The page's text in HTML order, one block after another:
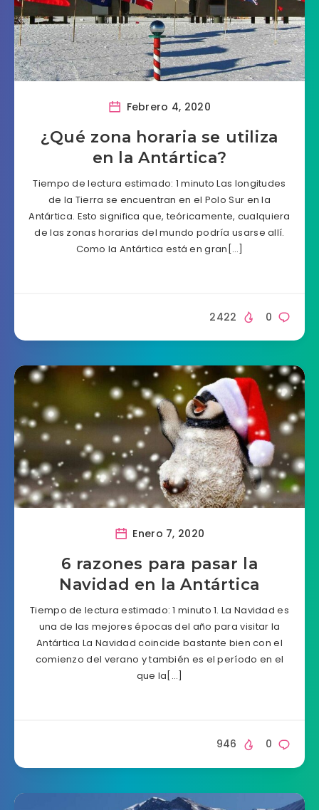
Febrero 4, 2020
¿Qué zona horaria se utiliza
en la Antártica?
Tiempo de lectura estimado: 1 minuto Las longitudes
de la Tierra se encuentran en el Polo Sur en la
Antártica. Esto significa que, teóricamente, cualquiera
de las zonas horarias del mundo podría usarse allí.
Como la Antártica está en gran[…]
0
2422
Enero 7, 2020
6 razones para pasar la
Navidad en la Antártica
Tiempo de lectura estimado: 1 minuto 1. La Navidad es
una de las mejores épocas del año para visitar la
Antártica La Navidad coincide bastante bien con el
comienzo del verano y también es el período en el
que la[…]
0
946